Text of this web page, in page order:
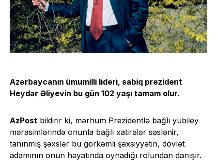
Azərbaycanın ümumilli lideri, sabiq prezident
Heydər Əliyevin bu gün 102 yaşı tamam olur.
AzPost bildirir ki, mərhum Prezidentlə bağlı yubiley
mərasimlərində onunla bağlı xatirələr səslənir,
tanınmış şəxslər bu görkəmli şəxsiyyətin, dövlət
adamının onun həyatında oynadığı rolundan danışır.